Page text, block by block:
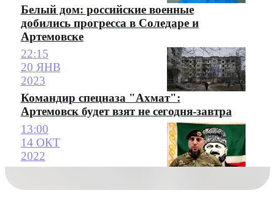
Белый дом: российские военные
добились прогресса в Соледаре и
Артемовске
22:15
20 ЯНВ
2023
Командир спецназа "Ахмат":
Артемовск будет взят не сегодня-завтра
13:00
14 ОКТ
2022